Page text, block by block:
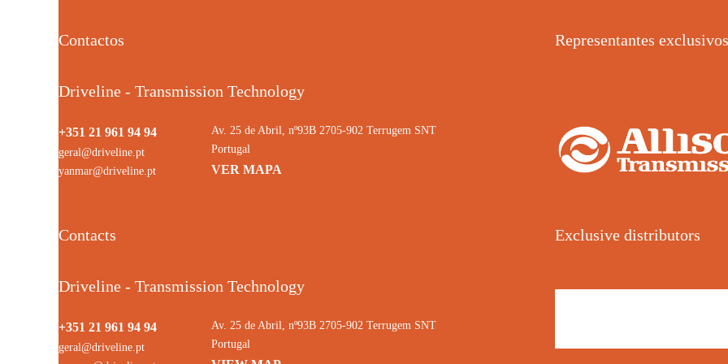
Contactos
Driveline - Transmission Technology
+351 21 961 94 94
geral@driveline.pt
yanmar@driveline.pt
Av. 25 de Abril, nº93B 2705-902 Terrugem SNT
Portugal
VER MAPA
Representantes exclusivos
Contacts
Driveline - Transmission Technology
+351 21 961 94 94
geral@driveline.pt
Av. 25 de Abril, nº93B 2705-902 Terrugem SNT
Portugal
Exclusive distributors